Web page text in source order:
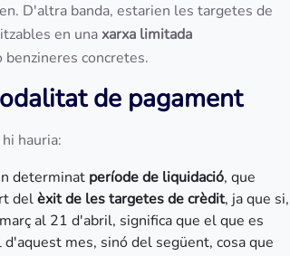
D'altra banda, estarien les targetes de
en unaxarxa limitada
concretes.
de pagament
hi hauria:
determinat període de liquidació, que
delèxit de les targetes de crèdit, ja que si,
al 21 d'abril, significa que el que es
mes, sinó del següent, cosa que